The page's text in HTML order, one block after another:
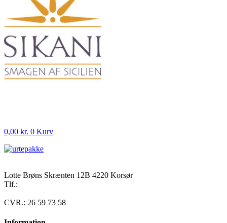
0,00 kr. 0 Kurv
Lotte Brøns Skrænten 12B 4220 Korsør
Tlf.:
CVR.: 26 59 73 58